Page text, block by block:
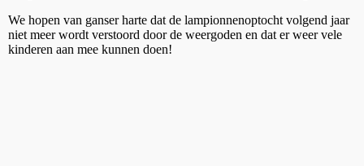
We hopen van ganser harte dat de lampionnenoptocht volgend jaar
niet meer wordt verstoord door de weergoden en dat er weer vele
kinderen aan mee kunnen doen!